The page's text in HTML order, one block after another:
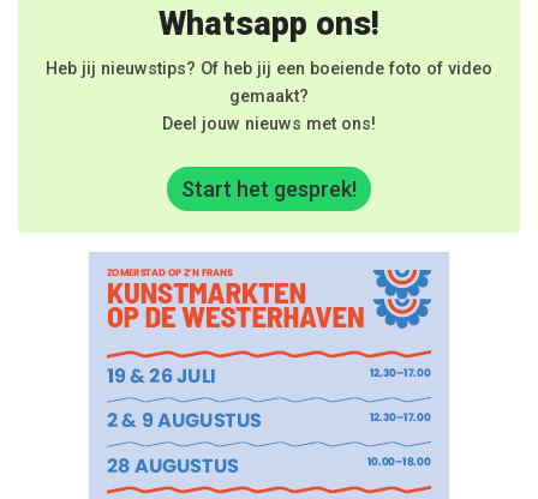
Whatsapp ons!
Heb jij nieuwstips? Of heb jij een boeiende foto of video
gemaakt?
Deel jouw nieuws met ons!
Start het gesprek!